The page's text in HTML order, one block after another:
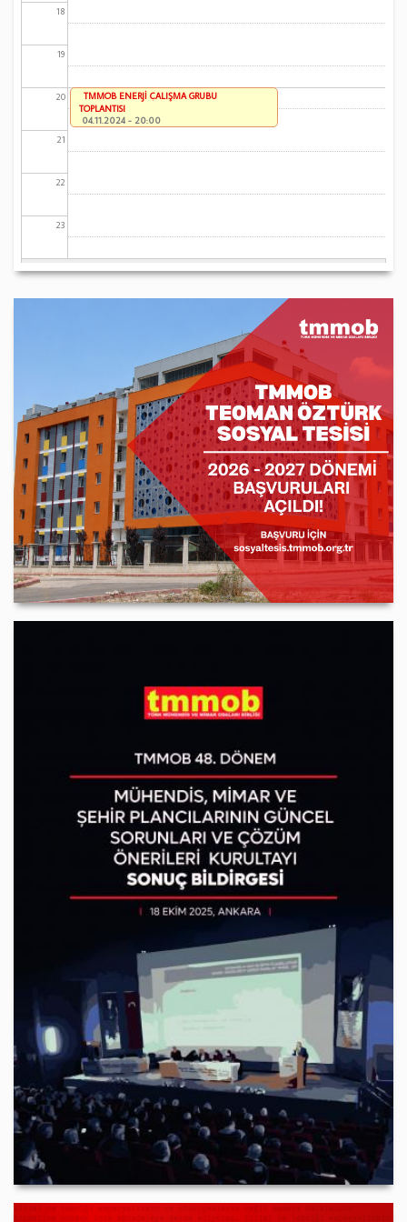
18
19
20
21
22
23
TMMOB ENERJİ ÇALIŞMA GRUBU
TOPLANTISI
04.11.2024 - 20:00